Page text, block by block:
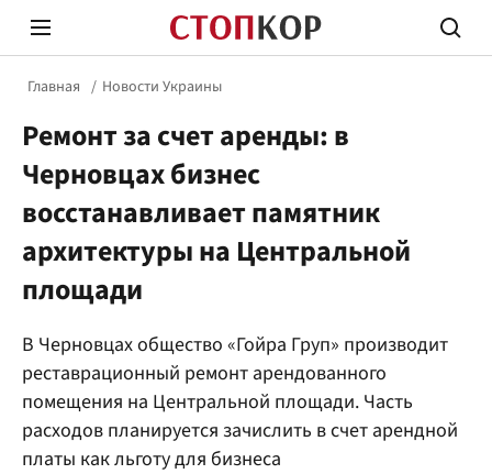
Стоп Политической Коррупции
Политика
Главная Новости Украины
Ремонт за счет аренды: в
Черновцах бизнес
восстанавливает памятник
архитектуры на Центральной
площади
В Черновцах общество «Гойра Груп» производит
реставрационный ремонт арендованного
помещения на Центральной площади. Часть
расходов планируется зачислить в счет арендной
платы как льготу для бизнеса